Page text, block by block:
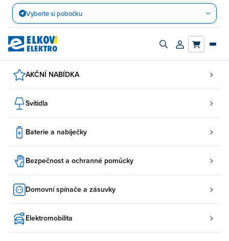
Přejít
obsah
Vyberte si pobočku
Zapnout/vypnout
Přihlásit/
AKČNÍ NABÍDKA
Svítidla
Baterie a nabíječky
Bezpečnost a ochranné pomůcky
Domovní spínače a zásuvky
Elektromobilita